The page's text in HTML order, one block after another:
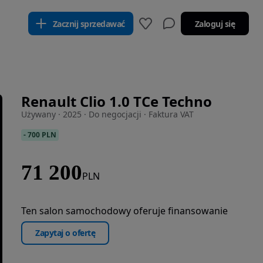
Zacznij sprzedawać Zaloguj się
Renault Clio 1.0 TCe Techno
Używany · 2025 · Do negocjacji · Faktura VAT
-700 PLN
71 200PLN
Ten salon samochodowy oferuje finansowanie
Zapytaj o ofertę